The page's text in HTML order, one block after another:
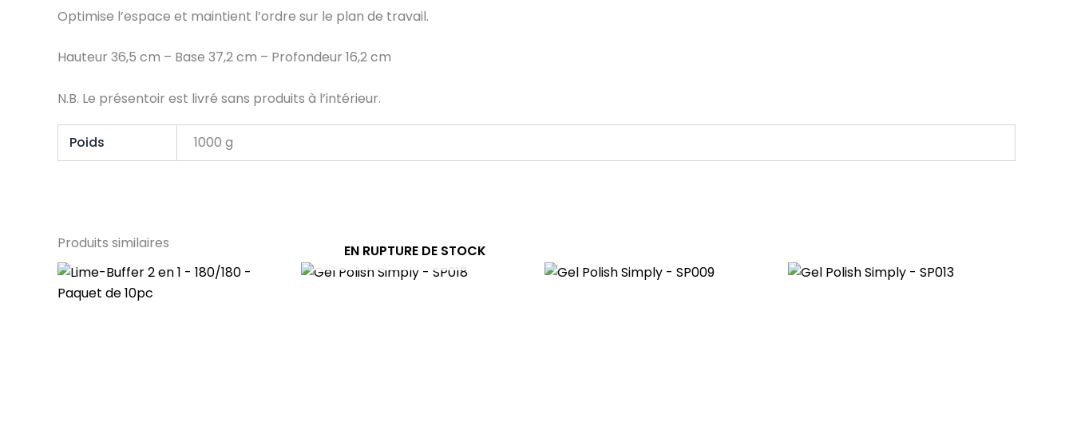
Optimise l’espace et maintient l’ordre sur le plan de travail.
Hauteur 36,5 cm – Base 37,2 cm – Profondeur 16,2 cm
N.B. Le présentoir est livré sans produits à l’intérieur.
Poids 1000 g
Produits similaires EN RUPTURE DE STOCK